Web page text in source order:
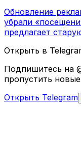
Обновление
убрали
предлагает
Открыть в
Подпишитесь на
пропустить
Открыть Telegram